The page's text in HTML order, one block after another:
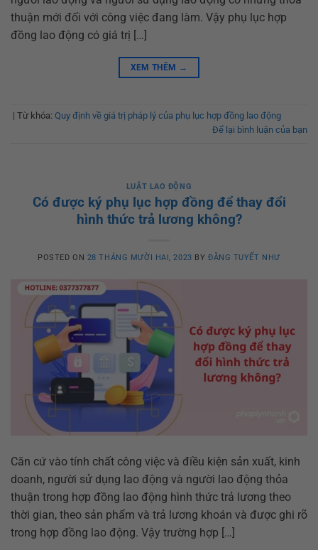
thuận mới đối với công việc đang làm. Vậy phụ lục hợp
đồng lao động có giá trị […]
XEM THÊM →
| Từ khóa: Quy định về giá trị pháp lý của phụ lục hợp đồng lao động
Để lại bình luận của bạn
LUẬT LAO ĐỘNG
Có được ký phụ lục hợp đồng để thay đổi
hình thức trả lương không?
POSTED ON 28 THÁNG MƯỜI HAI, 2023 BY ĐẶNG TUYẾT NHƯ
Căn cứ vào tính chất công việc và điều kiện sản xuất, kinh
doanh, người sử dụng lao động và người lao động thỏa
thuận trong hợp đồng lao động hình thức trả lương theo
thời gian, theo sản phẩm và trả lương khoán và được ghi rõ
trong hợp đồng lao động. Vậy trường hợp […]